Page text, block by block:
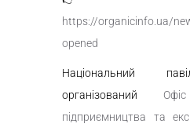
https://organicinfo.ua/
opened
Національний
організований
підприємництва та